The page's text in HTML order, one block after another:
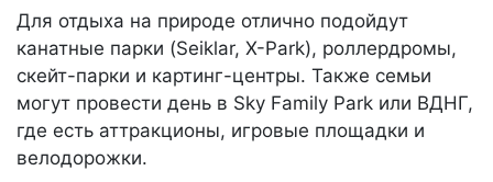
Для отдыха на природе отлично подойдут
канатные парки (Seiklar, X-Park), роллердромы,
скейт-парки и картинг-центры. Также семьи
могут провести день в Sky Family Park или ВДНГ,
где есть аттракционы, игровые площадки и
велодорожки.